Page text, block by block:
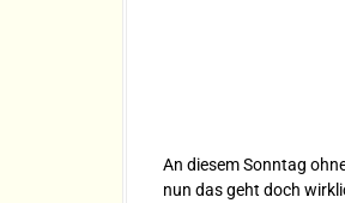
An diesem Sonntag
nun das geht doch